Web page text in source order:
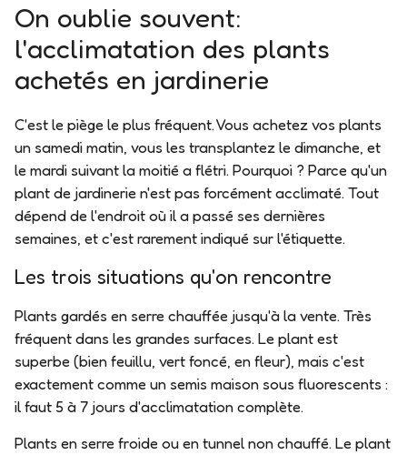
On oublie souvent:
l'acclimatation des plants
achetés en jardinerie
C'est le piège le plus fréquent. Vous achetez vos plants
un samedi matin, vous les transplantez le dimanche, et
le mardi suivant la moitié a flétri. Pourquoi ? Parce qu'un
plant de jardinerie n'est pas forcément acclimaté. Tout
dépend de l'endroit où il a passé ses dernières
semaines, et c'est rarement indiqué sur l'étiquette.
Les trois situations qu'on rencontre
Plants gardés en serre chauffée jusqu'à la vente. Très
fréquent dans les grandes surfaces. Le plant est
superbe (bien feuillu, vert foncé, en fleur), mais c'est
exactement comme un semis maison sous fluorescents :
il faut 5 à 7 jours d'acclimatation complète.
Plants en serre froide ou en tunnel non chauffé. Le plant